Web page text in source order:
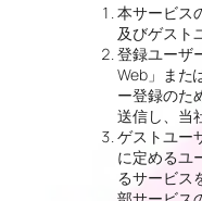
本サービス
及びゲスト
登録ユーザ
Web」また
ー登録のた
送信し、当
ゲストユー
に定めるユ
るサービス